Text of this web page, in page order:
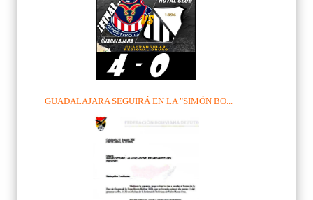
GUADALAJARA SEGUIRÁ EN LA "SIMÓN BO...